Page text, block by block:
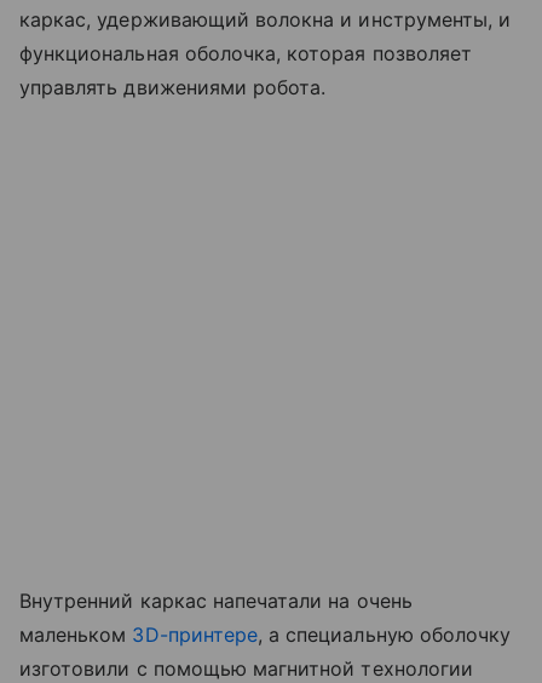
каркас, удерживающий волокна и инструменты, и
функциональная оболочка, которая позволяет
управлять движениями робота.
Внутренний каркас напечатали на очень
маленьком 3D-принтере, а специальную оболочку
изготовили с помощью магнитной технологии